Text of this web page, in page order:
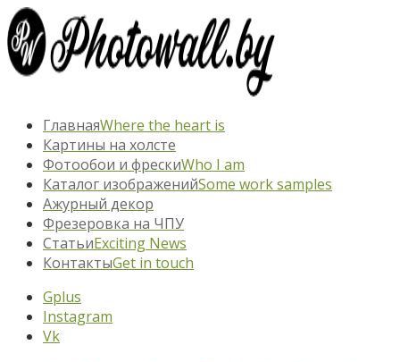
ГлавнаяWhere the heart is
Картины на холсте
Фотообои и фрескиWho I am
Каталог изображенийSome work samples
Ажурный декор
Фрезеровка на ЧПУ
СтатьиExciting News
КонтактыGet in touch
Gplus
Instagram
Vk